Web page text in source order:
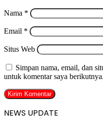
Nama *
Email *
Situs Web
Simpan nama, email, dan
untuk komentar saya berikutnya.
NEWS UPDATE